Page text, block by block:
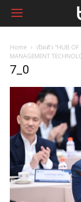
Home
เปิดตัว “HUB OF
MANAGEMENT
7_0